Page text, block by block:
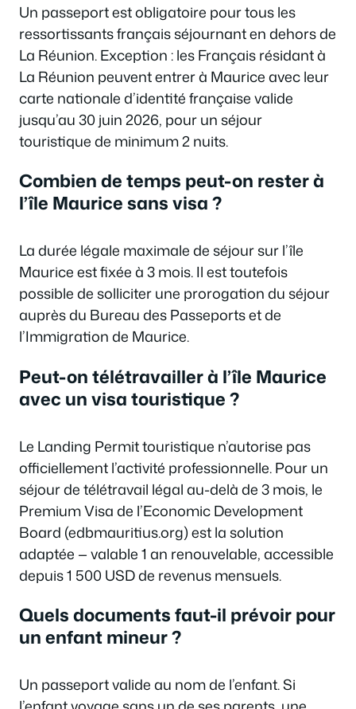
Un passeport est obligatoire pour tous les
ressortissants français séjournant en dehors de
La Réunion. Exception : les Français résidant à
La Réunion peuvent entrer à Maurice avec leur
carte nationale d’identité française valide
jusqu’au 30 juin 2026, pour un séjour
touristique de minimum 2 nuits.
Combien de temps peut-on rester à
l’île Maurice sans visa ?
La durée légale maximale de séjour sur l’île
Maurice est fixée à 3 mois. Il est toutefois
possible de solliciter une prorogation du séjour
auprès du Bureau des Passeports et de
l’Immigration de Maurice.
Peut-on télétravailler à l’île Maurice
avec un visa touristique ?
Le Landing Permit touristique n’autorise pas
officiellement l’activité professionnelle. Pour un
séjour de télétravail légal au-delà de 3 mois, le
Premium Visa de l’Economic Development
Board (edbmauritius.org) est la solution
adaptée — valable 1 an renouvelable, accessible
depuis 1 500 USD de revenus mensuels.
Quels documents faut-il prévoir pour
un enfant mineur ?
Un passeport valide au nom de l’enfant. Si